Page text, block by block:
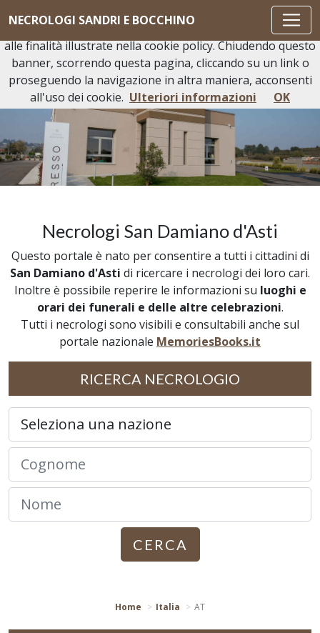
NECROLOGI SANDRI E BOCCHINO
Necrologi San Damiano d'Asti
Questo portale è nato per consentire a tutti i cittadini di
San Damiano d'Asti di ricercare i necrologi dei loro cari.
Inoltre è possibile reperire le informazioni su luoghi e
orari dei funerali e delle altre celebrazioni.
Tutti i necrologi sono visibili e consultabili anche sul
portale nazionale MemoriesBooks.it
RICERCA NECROLOGIO
CERCA
Home Italia AT
Questo sito o gli strumenti terzi da questo utilizzati si
avvalgono di cookie necessari al funzionamento ed utili
alle finalità illustrate nella cookie policy. Chiudendo questo
banner, scorrendo questa pagina, cliccando su un link o
proseguendo la navigazione in altra maniera, acconsenti
all'uso dei cookie. Ulteriori informazioni OK